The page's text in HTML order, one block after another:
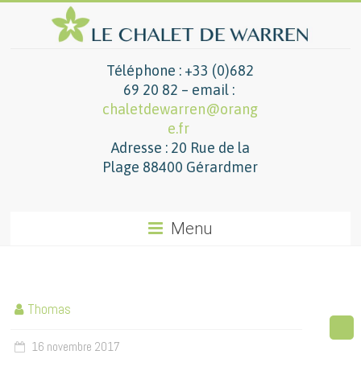
Téléphone : +33 (0)682
69 20 82 – email :
chaletdewarren@orang
e.fr
Adresse : 20 Rue de la
Plage 88400 Gérardmer
Menu
Thomas
16 novembre 2017